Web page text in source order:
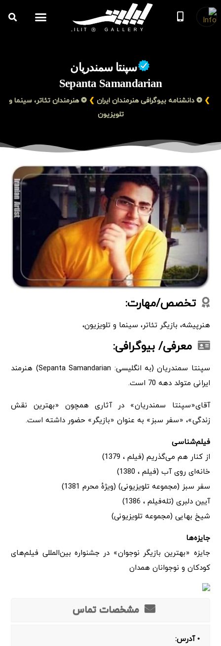
سپنتا سمندریان
Sepanta Samandarian
❯ ❂ دانشنامه بیوگرافی هنرمندان ایران ❯ ❂ هنرمندان تئاتر، سینما و
تلویزیون
تخصص/مهارت:
هنرپیشه، بازیگر تئاتر، سینما و تلویزیون،
معرفی/ بیوگرافی:
سپنتا سمندریان (به انگلیسی: Sepanta Samandarian) هنرمند
ایرانی متولد دهه 70 است.
آقای«سپنتا سمندریان» در آثاری همچون «بهترین نقش
زندگی»، «سفر سبز» به عنوان «بازیگر» حضور داشته است.
فیلم‌شناسی
از کنار هم می‌گذریم (فیلم ، 1379)
خانه‌ای روی آب (فیلم ، 1380)
سفر سبز (مجموعه تلویزیونی) (ویژهٔ محرم 1381)
آیین دلبری (تله‌فیلم ، 1386)
شیخ بهایی (مجموعه تلویزیونی)
جایزه‌ها
جایزه «بهترین بازیگر نوجوان» در جشنواره بین‌المللی فیلم‌های
کودکان و نوجوانان همدان
مشخصات تماس
• آدرس: